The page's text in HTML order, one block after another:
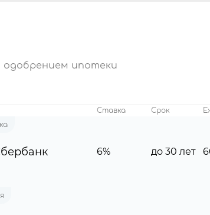
одобрением ипотеки
Ставка Срок
6% до 30 лет